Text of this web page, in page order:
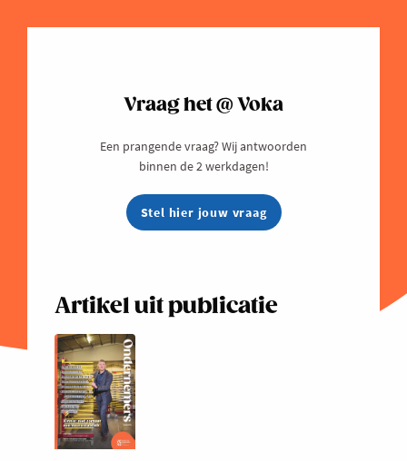
Vraag het @ Voka
Een prangende vraag? Wij antwoorden
binnen de 2 werkdagen!
Stel hier jouw vraag
Artikel uit publicatie